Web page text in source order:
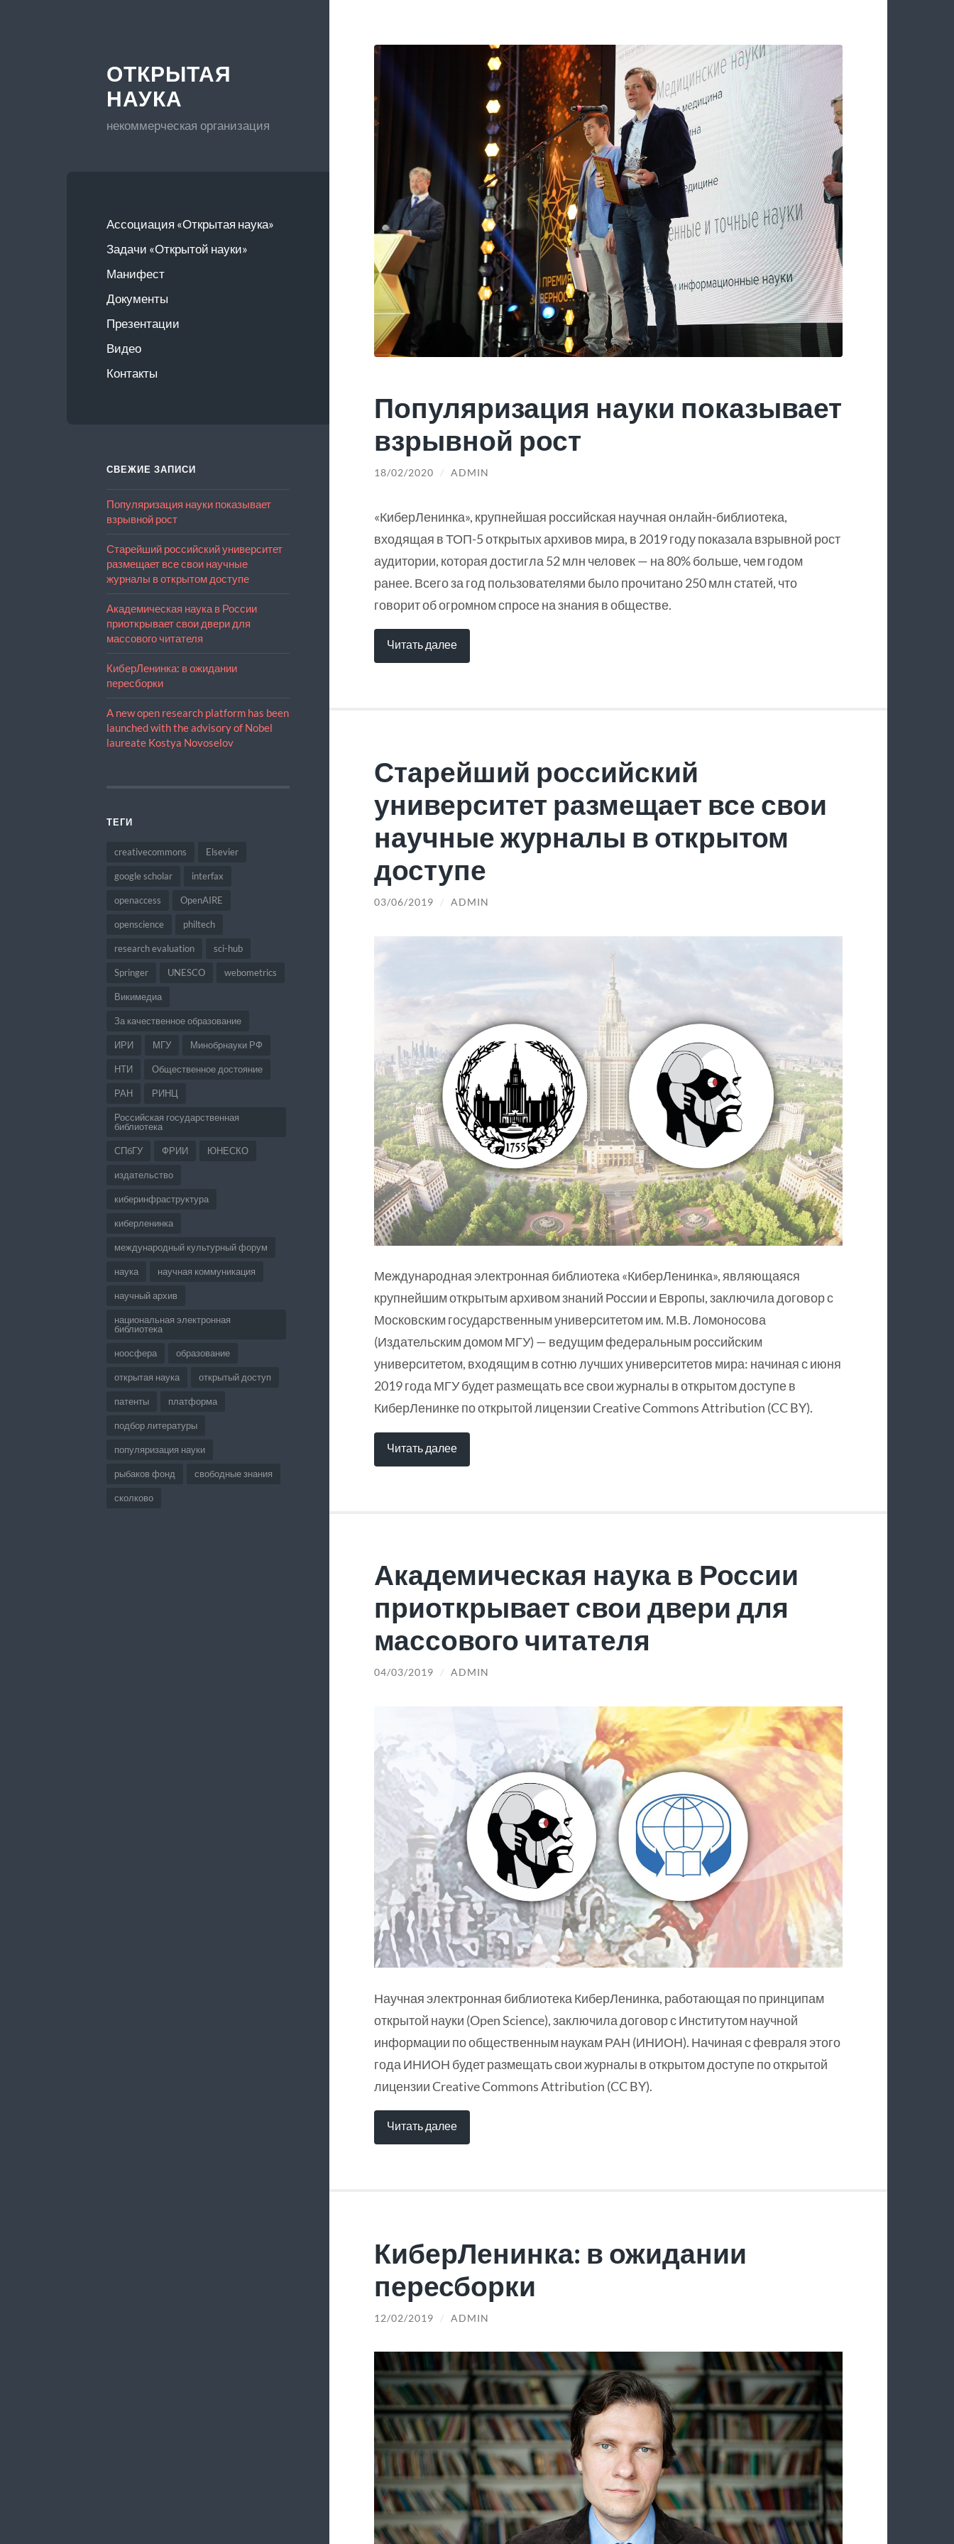
ОТКРЫТАЯ
НАУКА
некоммерческая организация
Ассоциация «Открытая наука»
Задачи «Открытой науки»
Манифест
Документы
Презентации
Видео
Контакты
СВЕЖИЕ ЗАПИСИ
Популяризация науки показывает
взрывной рост
Старейший российский университет
размещает все свои научные
журналы в открытом доступе
Академическая наука в России
приоткрывает свои двери для
массового читателя
КиберЛенинка: в ожидании
пересборки
A new open research platform has been
launched with the advisory of Nobel
laureate Kostya Novoselov
ТЕГИ
creativecommons Elsevier
google scholar interfax
openaccess OpenAIRE
openscience philtech
research evaluation sci-hub
Springer UNESCO webometrics
Викимедиа
За качественное образование
ИРИ МГУ Минобрнауки РФ
НТИ Общественное достояние
РАН РИНЦ
Российская государственная
библиотека
СПбГУ ФРИИ ЮНЕСКО
издательство
киберинфраструктура
киберленинка
международный культурный форум
наука научная коммуникация
научный архив
национальная электронная
библиотека
ноосфера образование
открытая наука открытый доступ
патенты платформа
подбор литературы
популяризация науки
рыбаков фонд свободные знания
сколково
Популяризация науки показывает
взрывной рост
18/02/2020 / ADMIN
«КиберЛенинка», крупнейшая российская научная онлайн-библиотека,
входящая в ТОП-5 открытых архивов мира, в 2019 году показала взрывной рост
аудитории, которая достигла 52 млн человек — на 80% больше, чем годом
ранее. Всего за год пользователями было прочитано 250 млн статей, что
говорит об огромном спросе на знания в обществе.
Читать далее
Старейший российский
университет размещает все свои
научные журналы в открытом
доступе
03/06/2019 / ADMIN
Международная электронная библиотека «КиберЛенинка», являющаяся
крупнейшим открытым архивом знаний России и Европы, заключила договор с
Московским государственным университетом им. М.В. Ломоносова
(Издательским домом МГУ) — ведущим федеральным российским
университетом, входящим в сотню лучших университетов мира: начиная с июня
2019 года МГУ будет размещать все свои журналы в открытом доступе в
КиберЛенинке по открытой лицензии Creative Commons Attribution (CC BY).
Читать далее
Академическая наука в России
приоткрывает свои двери для
массового читателя
04/03/2019 / ADMIN
Научная электронная библиотека КиберЛенинка, работающая по принципам
открытой науки (Open Science), заключила договор с Институтом научной
информации по общественным наукам РАН (ИНИОН). Начиная с февраля этого
года ИНИОН будет размещать свои журналы в открытом доступе по открытой
лицензии Creative Commons Attribution (CC BY).
Читать далее
КиберЛенинка: в ожидании
пересборки
12/02/2019 / ADMIN